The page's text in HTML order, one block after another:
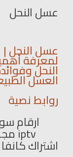
عسل النحل
عسل النحل
لمعرفة
النحل
العسل
روابط نصية
ارقام
iptv مجاني
اشتراك كانفا